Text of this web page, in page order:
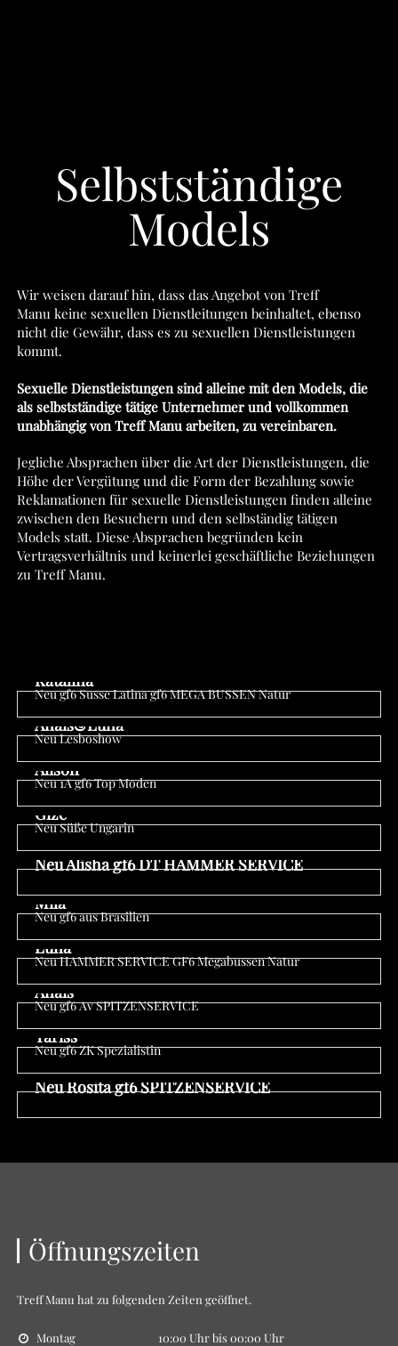
Selbstständige
Models
Wir weisen darauf hin, dass das Angebot von Treff
Manu keine sexuellen Dienstleitungen beinhaltet, ebenso
nicht die Gewähr, dass es zu sexuellen Dienstleistungen
kommt.
Sexuelle Dienstleistungen sind alleine mit den Models, die
als selbstständige tätige Unternehmer und vollkommen
unabhängig von Treff Manu arbeiten, zu vereinbaren.
Jegliche Absprachen über die Art der Dienstleistungen, die
Höhe der Vergütung und die Form der Bezahlung sowie
Reklamationen für sexuelle Dienstleistungen finden alleine
zwischen den Besuchern und den selbständig tätigen
Models statt. Diese Absprachen begründen kein
Vertragsverhältnis und keinerlei geschäftliche Beziehungen
zu Treff Manu.
Anwesend
Katalina
Neu gf6 Susse Latina gf6 MEGA BUSSEN Natur
Anwesend
Anais&Luna
Neu Lesboshow
Anwesend
Alison
Neu 1A gf6 Top Moden
Anwesend
Gize
Neu Süße Ungarin
Anwesend
Neu Alisha gf6 DT HAMMER SERVICE
Anwesend
Mila
Neu gf6 aus Brasilien
Anwesend
Luna
Neu HAMMER SERVICE GF6 Megabussen Natur
Anwesend
Anais
Neu gf6 Av SPITZENSERVICE
Anwesend
Yariss
Neu gf6 ZK Spezialistin
Anwesend
Neu Rosita gf6 SPITZENSERVICE
Öffnungszeiten
Treff Manu hat zu folgenden Zeiten geöffnet.
Montag
10:00 Uhr bis 00:00 Uhr